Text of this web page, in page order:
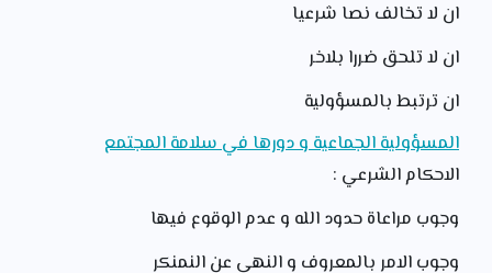
ان لا تخالف نصا شرعيا
ان لا تلحق ضررا بلاخر
ان ترتبط بالمسؤولية
المسؤولية الجماعية و دورها في سلامة المجتمع
الاحكام الشرعي :
وجوب مراعاة حدود الله و عدم الوقوع فيها
وجوب الامر بالمعروف و النهي عن النمنكر